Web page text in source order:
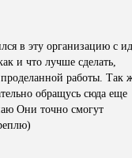
в эту организацию с
и что лучше сделать,
проделанной работы. Так
обращусь сюда еще
Они точно смогут